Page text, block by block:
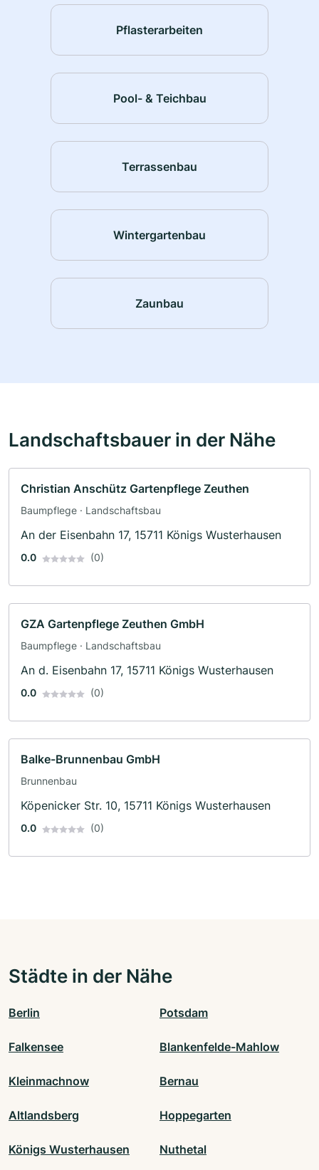
Pflasterarbeiten
Pool- & Teichbau
Terrassenbau
Wintergartenbau
Zaunbau
Landschaftsbauer in der Nähe
Christian Anschütz Gartenpflege Zeuthen
Baumpflege · Landschaftsbau
An der Eisenbahn 17, 15711 Königs Wusterhausen
0.0 (0)
GZA Gartenpflege Zeuthen GmbH
Baumpflege · Landschaftsbau
An d. Eisenbahn 17, 15711 Königs Wusterhausen
0.0 (0)
Balke-Brunnenbau GmbH
Brunnenbau
Köpenicker Str. 10, 15711 Königs Wusterhausen
0.0 (0)
Städte in der Nähe
Berlin Potsdam
Falkensee Blankenfelde-Mahlow
Kleinmachnow Bernau
Altlandsberg Hoppegarten
Königs Wusterhausen Nuthetal